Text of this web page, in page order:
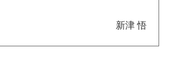
新津 悟